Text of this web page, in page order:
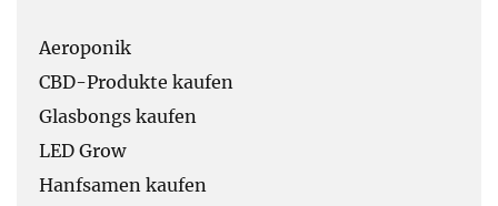
Aeroponik
CBD-Produkte kaufen
Glasbongs kaufen
LED Grow
Hanfsamen kaufen